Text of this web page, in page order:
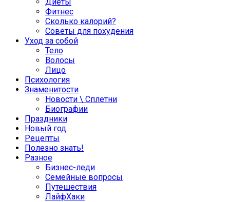
Фитнес
Сколько калорий?
Советы для похудения
Уход за собой
Тело
Волосы
Лицо
Психология
Знаменитости
Новости \ Сплетни
Биографии
Праздники
Новый год
Рецепты
Полезно знать!
Разное
Бизнес-леди
Семейные вопросы
Путешествия
ЛайфХаки